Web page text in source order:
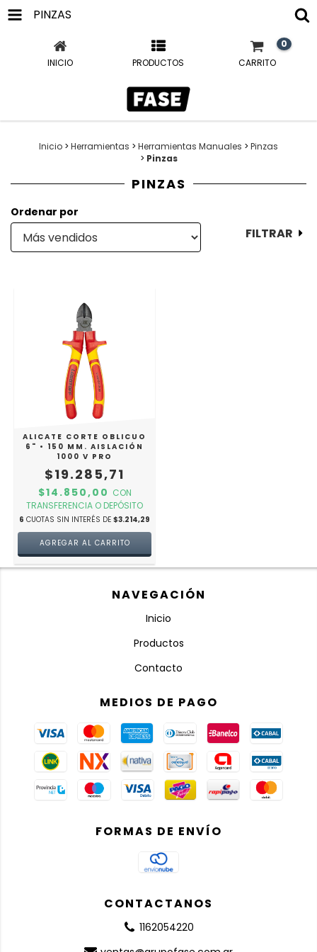
PINZAS
INICIO PRODUCTOS CARRITO
0
Inicio > Herramientas > Herramientas Manuales > Pinzas
> Pinzas
PINZAS
Ordenar por
FILTRAR
ALICATE CORTE OBLICUO
6" • 150 MM. AISLACIÓN
1000 V PRO
$19.285,71
$14.850,00 CON
TRANSFERENCIA O DEPÓSITO
6 CUOTAS SIN INTERÉS DE $3.214,29
NAVEGACIÓN
Inicio
Productos
Contacto
MEDIOS DE PAGO
FORMAS DE ENVÍO
CONTACTANOS
1162054220